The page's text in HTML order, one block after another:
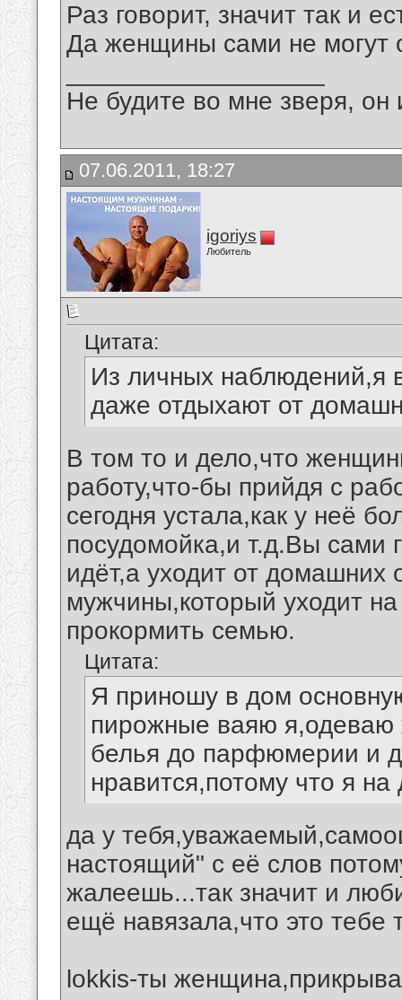
Раз говорит, значит так и
Да женщины сами не могут
Не будите во мне зверя, он
07.06.2011, 18:27
igoriys
Любитель
Цитата:
Из личных наблюдений,я
даже отдыхают от
В том то и дело,что
работу,что-бы прийдя с
сегодня устала,как у неё
посудомойка,и т.д.Вы сами
идёт,а уходит от домашних
мужчины,который уходит
прокормить семью.
Цитата:
Я приношу в дом
пирожные ваяю я,одеваю
белья до парфюмерии и
нравится,потому что я
да у
настоящий" с её слов
жалеешь...так значит и
ещё навязала,что это тебе
lokkis-ты